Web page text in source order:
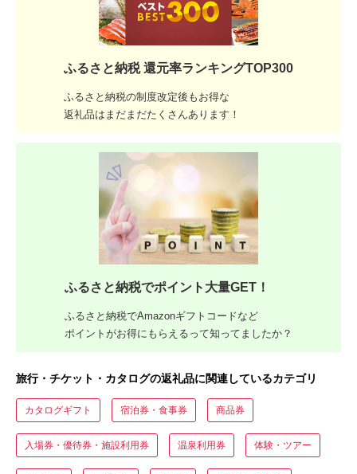
ふるさと納税 還元率ランキングTOP300
ふるさと納税の制度改定後もお得な
返礼品はまだまだたくさんあります！
ふるさと納税でポイント大量GET！
ふるさと納税でAmazonギフトコードなど
ポイントがお得にもらえるって知ってましたか？
旅行・チケット・カタログの返礼品に関連しているカテゴリ
カタログギフト 宿泊券・食事券 商品券
入場券・優待券・施設利用券 温泉利用券 体験・ツアー